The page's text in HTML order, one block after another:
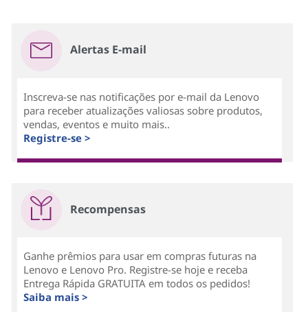
Alertas E-mail
Inscreva-se nas notificações por e-mail da Lenovo
para receber atualizações valiosas sobre produtos,
vendas, eventos e muito mais..
Registre-se >
Recompensas
Ganhe prêmios para usar em compras futuras na
Lenovo e Lenovo Pro. Registre-se hoje e receba
Entrega Rápida GRATUITA em todos os pedidos!
Saiba mais >